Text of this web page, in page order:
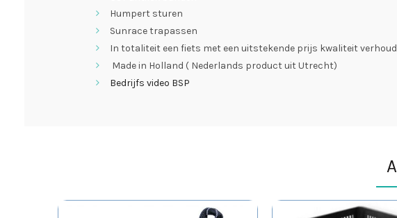
Humpert sturen
Sunrace trapassen
In totaliteit een fiets met een uitstekende prijs kwaliteit
Made in Holland ( Nederlands product uit Utrecht)
Bedrijfs video BSP